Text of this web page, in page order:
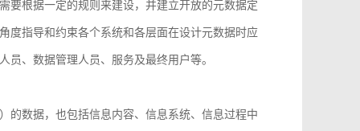
要根据一定的规则来建设，并建立开放的元数据定
度指导和约束各个系统和各层面在设计元数据时应
、数据管理人员、服务及最终用户等。
的数据，也包括信息内容、信息系统、信息过程中